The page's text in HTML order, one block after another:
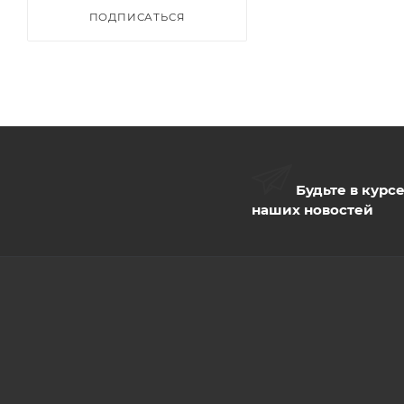
ПОДПИСАТЬСЯ
Будьте в курсе
наших новостей